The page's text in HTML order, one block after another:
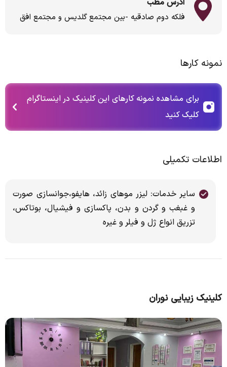
آدرس مطب
فلكه دوم صادقيه -بين مجتمع گلديس و مجتمع افق
نمونه کارها
برای مشاهده نمونه کارهای این کلینیک در اینستاگرام
کلیک کنید
اطلاعات تکمیلی
سایر خدمات: ليزر موهاي زائد، هايفو،جوانسازي صورت
و غبغب و گردن و بدن، پاكسازي و فيشيال، بوتاكس،
تزريق انواع ژل و فيلر و غیره
کلینیک زیبایی نوران